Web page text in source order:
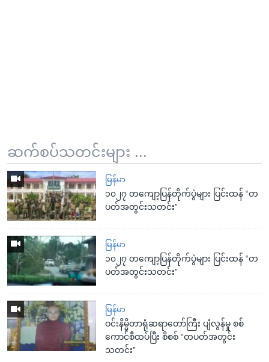
ဆက်စပ်သတင်းများ ...
မြန်မာ
၁၀၂၇ တကျော့ပြန်တိုက်ပွဲများ ပြင်းထန် “တ
ပတ်အတွင်းသတင်း”
မြန်မာ
၁၀၂၇ တကျော့ပြန်တိုက်ပွဲများ ပြင်းထန် “တ
ပတ်အတွင်းသတင်း”
မြန်မာ
ဝင်းနိမ္မိတာရုံဆရာတော်ကြီး ပျံလွန်မှု စစ်
ကောင်စီထပ်ပြီး စိစစ် “တပတ်အတွင်း
သတင်း”